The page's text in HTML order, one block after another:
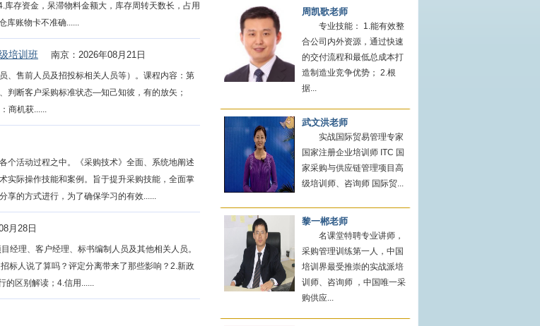
存资金，呆滞物料金额大，库存周转天数长，占用
库账物卡不准确......
培训班 南京：2026年08月21日
、售前人员及招投标相关人员等）。课程内容：第
判断客户采购标准状态—知己知彼，有的放矢；
商机获......
个活动过程之中。《采购技术》全面、系统地阐述
实际操作技能和案例。旨于提升采购技能，全面掌
享的方式进行，为了确保学习的有效......
月28日
经理、客户经理、标书编制人员及其他相关人员。
标人说了算吗？评定分离带来了那些影响？2.新政
的区别解读；4.信用......
周凯歌老师
专业技能： 1.能有效整
合公司内外资源，通过快速
的交付流程和最低总成本打
造制造业竞争优势； 2.根
据...
武文洪老师
实战国际贸易管理专家
国家注册企业培训师 ITC 国
家采购与供应链管理项目高
级培训师、咨询师 国际贸...
黎一郴老师
名课堂特聘专业讲师，
采购管理训练第一人，中国
培训界最受推崇的实战派培
训师、咨询师 ，中国唯一采
购供应...